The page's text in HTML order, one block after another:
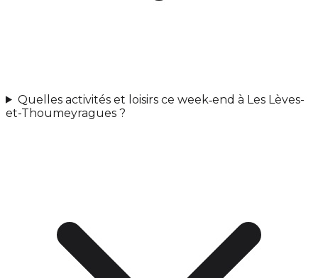
Quelles activités et loisirs ce week‑end à Les Lèves-
et-Thoumeyragues ?